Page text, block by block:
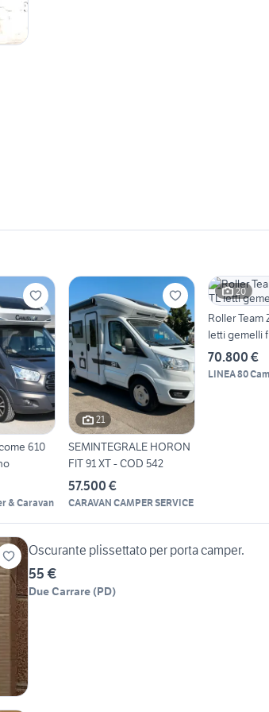
610
& Caravan
21
SEMINTEGRALE HORON
FIT 91 XT - COD 542
57.500 €
CARAVAN CAMPER SERVICE
20
Roller Team
letti gemelli
70.800 €
LINEA 80
Oscurante plissettato per porta camper.
55 €
Due Carrare (PD)